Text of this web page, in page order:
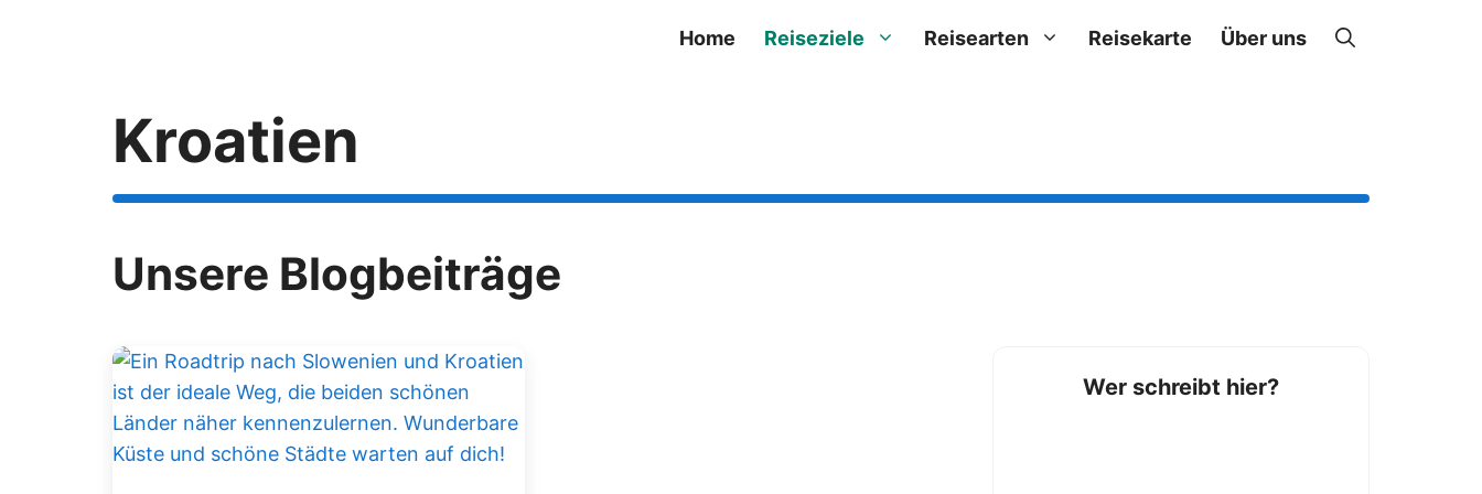
Home Reiseziele Reisearten Reisekarte Über uns
Kroatien
Unsere Blogbeiträge
Wer schreibt hier?